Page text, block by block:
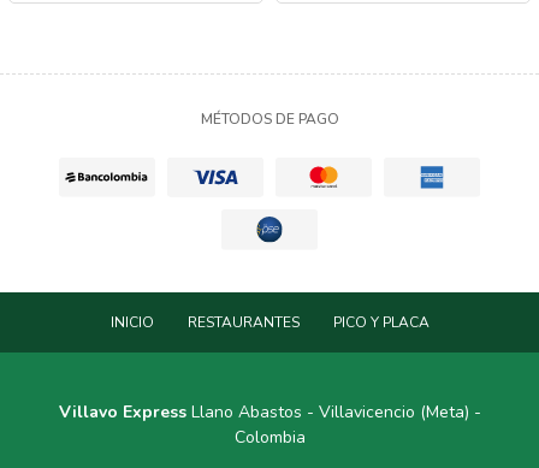
MÉTODOS DE PAGO
INICIO RESTAURANTES PICO Y PLACA
Villavo ExpressLlano Abastos - Villavicencio (Meta) -
Colombia